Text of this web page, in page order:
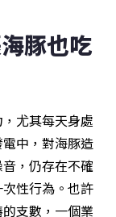
豚也吃
尤其每天身處
中，對海豚造
，仍存在不確
性行為。也許
支數，一個業